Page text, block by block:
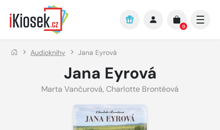
Přejít na hlavní obsah
0
Audioknihy Jana Eyrová
Jana Eyrová
Marta Vančurová, Charlotte Brontëová